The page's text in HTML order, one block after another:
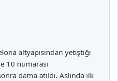
altyapısından yetiştiği
10 numarası
dama atıldı. Aslında ilk